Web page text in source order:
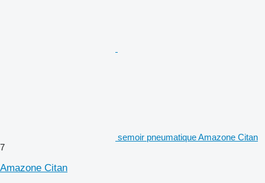
semoir pneumatique Amazone Citan
7
Amazone Citan